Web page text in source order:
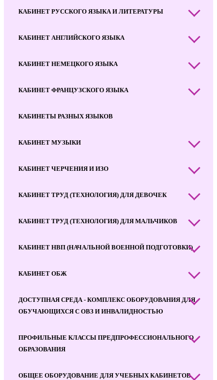
КАБИНЕТ РУССКОГО ЯЗЫКА И ЛИТЕРАТУРЫ
КАБИНЕТ АНГЛИЙСКОГО ЯЗЫКА
КАБИНЕТ НЕМЕЦКОГО ЯЗЫКА
КАБИНЕТ ФРАНЦУЗСКОГО ЯЗЫКА
КАБИНЕТЫ РАЗНЫХ ЯЗЫКОВ
КАБИНЕТ МУЗЫКИ
КАБИНЕТ ЧЕРЧЕНИЯ И ИЗО
КАБИНЕТ ТРУД (ТЕХНОЛОГИЯ) ДЛЯ ДЕВОЧЕК
КАБИНЕТ ТРУД (ТЕХНОЛОГИЯ) ДЛЯ МАЛЬЧИКОВ
КАБИНЕТ НВП (НАЧАЛЬНОЙ ВОЕННОЙ ПОДГОТОВКИ)
КАБИНЕТ ОБЖ
ДОСТУПНАЯ СРЕДА - КОМПЛЕКС ОБОРУДОВАНИЯ ДЛЯ
ОБУЧАЮЩИХСЯ С ОВЗ И ИНВАЛИДНОСТЬЮ
ПРОФИЛЬНЫЕ КЛАССЫ ПРЕДПРОФЕССИОНАЛЬНОГО
ОБРАЗОВАНИЯ
ОБЩЕЕ ОБОРУДОВАНИЕ ДЛЯ УЧЕБНЫХ КАБИНЕТОВ